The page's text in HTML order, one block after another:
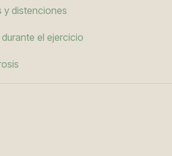
y distenciones
el ejercicio